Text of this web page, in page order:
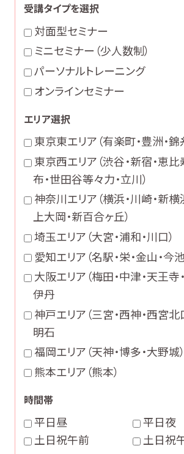
受講タイプを選択
対面型セミナー
ミニセミナー（少人数制）
パーソナルトレーニング
オンラインセミナー
エリア選択
東京東エリア（有楽町・豊洲・錦
東京西エリア（渋谷・新宿・恵比
布・世田谷等々力・立川）
神奈川エリア（横浜・川崎・新横
上大岡・新百合ヶ丘）
埼玉エリア（大宮・浦和・川口）
愛知エリア（名駅・栄・金山・今
大阪エリア（梅田・中津・天王寺
伊丹
神戸エリア（三宮・西神・西宮北
明石
福岡エリア（天神・博多・大野城）
熊本エリア（熊本）
時間帯
平日昼
平日夜
土日祝午前
土日祝